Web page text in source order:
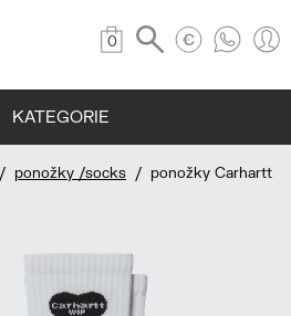
0
KATEGORIE
/ ponožky /socks / ponožky Carhartt